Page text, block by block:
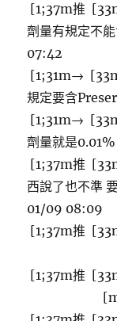
[1;37m推
劑量有規定
07:42
[1;31m→
規定要含
[1;31m→
劑量就是
[1;37m推
西說了也不準
01/09 08:09
[1;37m推
[m
[1;37m
[m 01/